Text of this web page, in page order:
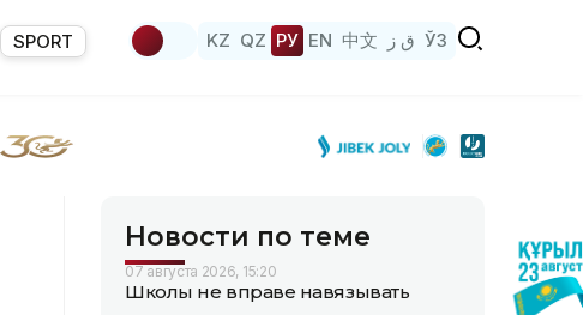
SPORT KZ QZ РУ EN 中文 ق ز ЎЗ
Новости по теме
07 августа 2026, 15:20
Школы не вправе навязывать